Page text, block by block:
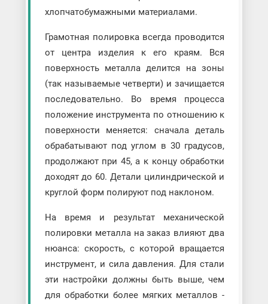
хлопчатобумажными материалами.
Грамотная полировка всегда проводится
от центра изделия к его краям. Вся
поверхность металла делится на зоны
(так называемые четверти) и зачищается
последовательно. Во время процесса
положение инструмента по отношению к
поверхности меняется: сначала деталь
обрабатывают под углом в 30 градусов,
продолжают при 45, а к концу обработки
доходят до 60. Детали цилиндрической и
круглой форм полируют под наклоном.
На время и результат механической
полировки металла на заказ влияют два
нюанса: скорость, с которой вращается
инструмент, и сила давления. Для стали
эти настройки должны быть выше, чем
для обработки более мягких металлов -